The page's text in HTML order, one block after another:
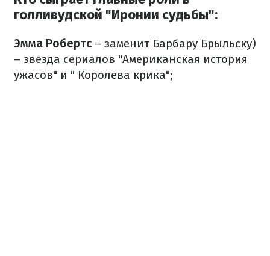
голливудской "Иронии судьбы":
Эмма Робертс – заменит Барбару Брыльску)
– звезда сериалов "Американская история
ужасов" и " Королева крика";